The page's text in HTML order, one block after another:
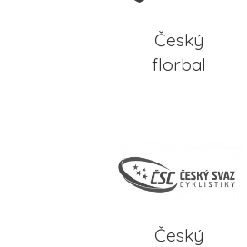
Český
florbal
Český